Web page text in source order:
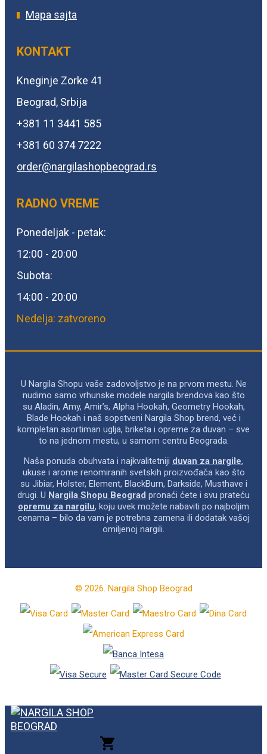
Mapa sajta
KONTAKT
Kneginje Zorke 41
Beograd, Srbija
+381 11 3441 585
+381 60 374 7222
order@nargilashopbeograd.rs
RADNO VREME
Ponedeljak - petak:
12:00 - 20:00
Subota:
14:00 - 20:00
Nedelja: zatvoreno
U Nargila Shopu vaše zadovoljstvo je na prvom mestu. Ne
nudimo samo vrhunske modele nargila brendova kao što
su Aladin, Amy, Amir’s, Alpha Hookah, Geometry Hookah,
Blade Hookah i naš sopstveni Nargila Shop brend, već i
kompletan asortiman uglja, briketa i opreme za duvan – sve
to na jednom mestu, u samom centru Beograda.
Naša ponuda obuhvata i najkvalitetniji duvan za nargile,
ukuse i arome renomiranih svetskih proizvođača kao što
su Jibiar, Holster, Element, BlackBurn, Darkside, Musthave i
drugi. U Nargila Shopu Beograd pronaći ćete i svu prateću
opremu za nargilu, koju uvek možete nabaviti po najboljim
cenama – bilo da vam je potrebna zamena ili dodatak vašoj
omiljenoj nargili.
© 2026. Nargila Shop Beograd